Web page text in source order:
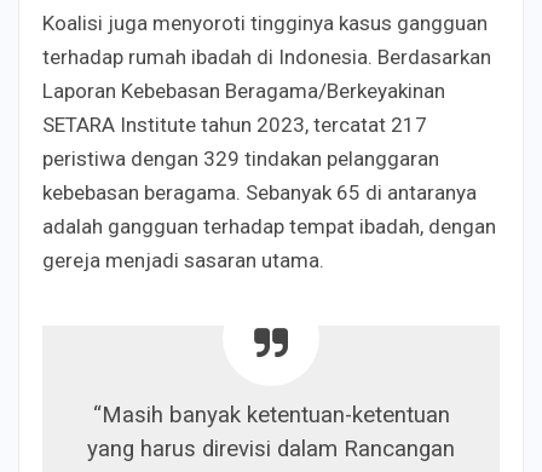
Koalisi juga menyoroti tingginya kasus gangguan
terhadap rumah ibadah di Indonesia. Berdasarkan
Laporan Kebebasan Beragama/Berkeyakinan
SETARA Institute tahun 2023, tercatat 217
peristiwa dengan 329 tindakan pelanggaran
kebebasan beragama. Sebanyak 65 di antaranya
adalah gangguan terhadap tempat ibadah, dengan
gereja menjadi sasaran utama.
“Masih banyak ketentuan-ketentuan
yang harus direvisi dalam Rancangan